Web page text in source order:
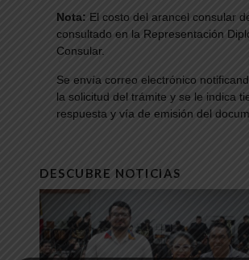
Nota: El costo del arancel consular
consultado en la Representación
Consular.
Se envía correo electrónico
la solicitud del trámite y se le indica
respuesta y vía de emisión del
DESCUBRE NOTICIAS